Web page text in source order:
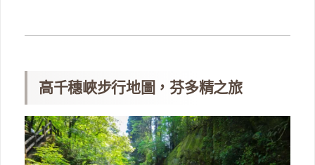
高千穗峽步行地圖，芬多精之旅